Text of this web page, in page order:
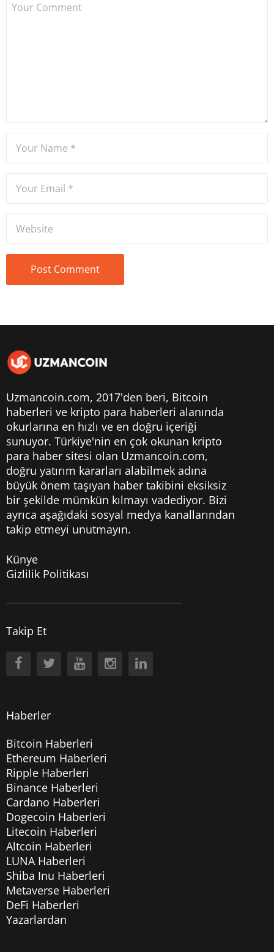
Uzmancoin.com, 2017'den beri, Bitcoin
haberleri ve kripto para haberleri alanında
okurlarına en hızlı ve en doğru içeriği
sunuyor. Türkiye'nin en çok okunan kripto
para haber sitesi olan Uzmancoin.com,
doğru yatırım kararları alabilmek adına
büyük önem taşıyan haber takibini eksiksiz
bir şekilde mümkün kılmayı vadediyor. Bizi
ayrıca aşağıdaki sosyal medya kanallarından
takip etmeyi unutmayın.
Künye
Gizlilik Politikası
Takip Et
Haberler
Bitcoin Haberleri
Ethereum Haberleri
Ripple Haberleri
Binance Haberleri
Cardano Haberleri
Dogecoin Haberleri
Litecoin Haberleri
Altcoin Haberleri
LUNA Haberleri
Shiba Inu Haberleri
Metaverse Haberleri
DeFi Haberleri
Yazarlardan